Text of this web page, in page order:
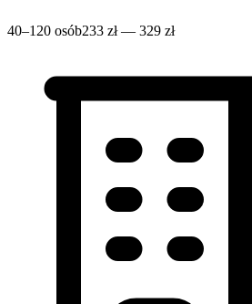
40–120 osób233 zł — 329 zł